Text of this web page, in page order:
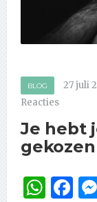
BLOG 27 juli
Reacties
Je hebt